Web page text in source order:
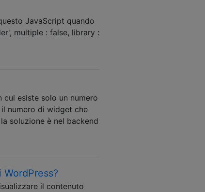
JavaScript quando
multiple : false, library :
esiste solo un numero
numero di widget che
soluzione è nel backend
il contenuto